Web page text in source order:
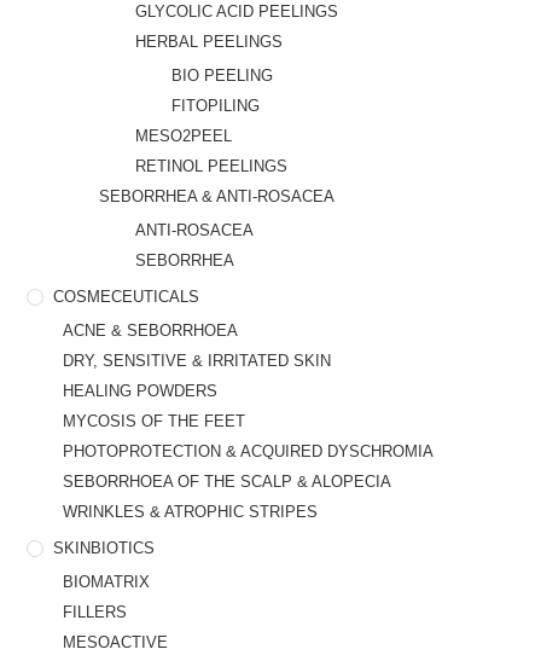
GLYCOLIC ACID PEELINGS
HERBAL PEELINGS
BIO PEELING
FITOPILING
MESO2PEEL
RETINOL PEELINGS
SEBORRHEA & ANTI-ROSACEA
ANTI-ROSACEA
SEBORRHEA
COSMECEUTICALS
ACNE & SEBORRHOEA
DRY, SENSITIVE & IRRITATED SKIN
HEALING POWDERS
MYCOSIS OF THE FEET
PHOTOPROTECTION & ACQUIRED DYSCHROMIA
SEBORRHOEA OF THE SCALP & ALOPECIA
WRINKLES & ATROPHIC STRIPES
SKINBIOTICS
BIOMATRIX
FILLERS
MESOACTIVE